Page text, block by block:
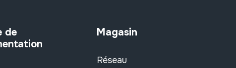
de
Magasin
Réseau